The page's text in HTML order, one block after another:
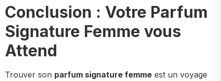
Conclusion : Votre Parfum
Signature Femme vous
Attend
Trouver son parfum signature femme est un voyage